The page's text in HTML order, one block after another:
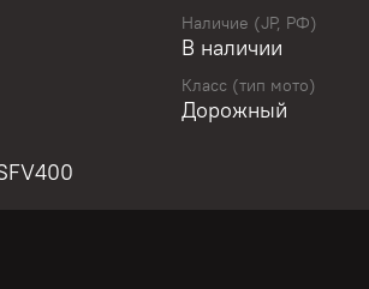
получите персональное
дорожник! Легкий, удобный!
двигателя, коробки,
Наличие (JP, РФ)
В наличии
Класс (тип мото)
Дорожный